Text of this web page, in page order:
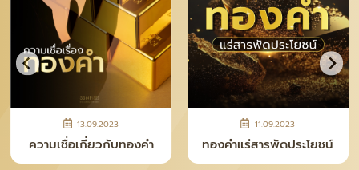
28.04.2026
ความจริงหลังเคาน์เตอร์ ที่
คนซื้อทอง–เงินควรรู้
12.11.2025
ทำไม “เงินแท่ง SNP” ถึง
กลายเป็นเทรนด์ใหม่ของยุค